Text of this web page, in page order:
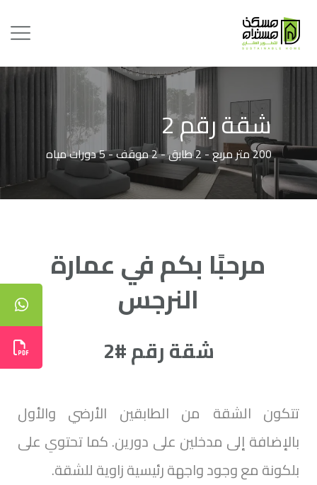
شقة رقم 2
200 متر مربع - 2 طابق - 2 موقف - 5 دورات مياه
مرحبًا بكم في عمارة
النرجس
شقة رقم #2
تتكون الشقة من الطابقين الأرضي والأول
بالإضافة إلى مدخلين على دورين. كما تحتوي على
بلكونة مع وجود واجهة رئيسية زاوية للشقة.